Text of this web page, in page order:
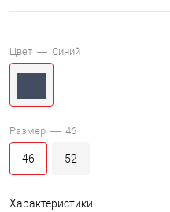
Цвет — Синий
Размер — 46
46 52
Характеристики: